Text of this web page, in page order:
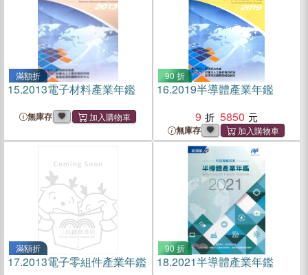
滿額折
15.2013電子材料產業年鑑
無庫存
90 折
16.2019半導體產業年鑑
9
5850
無庫存
滿額折
17.2013電子零組件產業年鑑
90 折
18.2021半導體產業年鑑